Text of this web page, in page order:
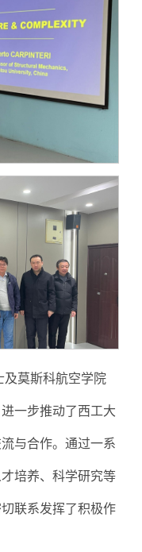
及莫斯科航空学院
一步推动了西工大
与合作。通过一系
培养、科学研究等
联系发挥了积极作